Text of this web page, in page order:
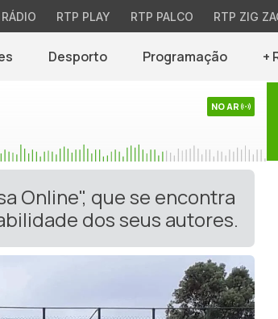
RÁDIO RTP PLAY RTP PALCO RTP ZIG
Desporto Programação +
NO AR
Online", que se encontra
dos seus autores.